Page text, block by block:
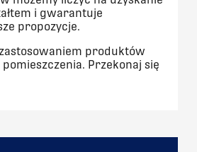
i gwarantuje
propozycje.
produktów
Przekonaj się